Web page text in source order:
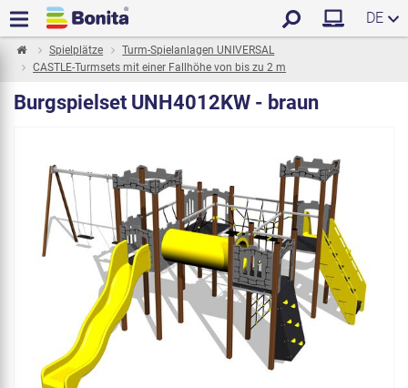
DE
Spielplätze
Turm-Spielanlagen UNIVERSAL
CASTLE-Turmsets mit einer Fallhöhe von bis zu 2 m
Burgspielset UNH4012KW - braun